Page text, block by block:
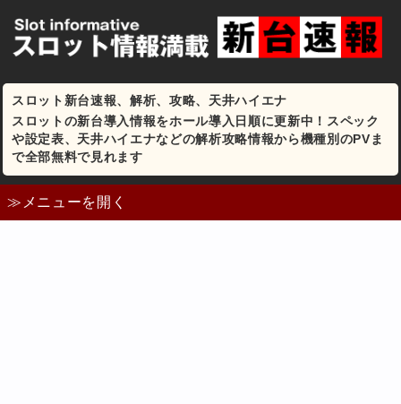
スロット新台速報、解析、攻略、天井ハイエナ
スロットの新台導入情報をホール導入日順に更新中！スペック
や設定表、天井ハイエナなどの解析攻略情報から機種別のPVま
で全部無料で見れます
≫メニューを開く